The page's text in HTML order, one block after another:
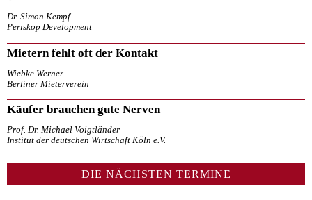
Dr. Simon Kempf
Periskop Development
Mietern fehlt oft der Kontakt
Wiebke Werner
Berliner Mieterverein
Käufer brauchen gute Nerven
Prof. Dr. Michael Voigtländer
Institut der deutschen Wirtschaft Köln e.V.
DIE NÄCHSTEN TERMINE